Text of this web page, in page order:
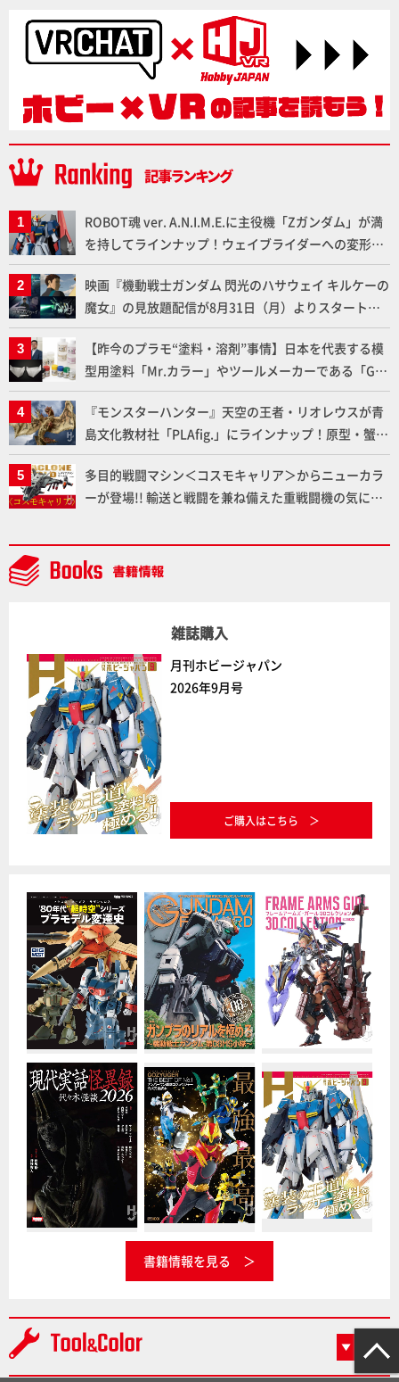
ROBOT魂 ver. A.N.I.M.E.に主役機「Zガンダム」が満
を持してラインナップ！ウェイブライダーへの変形、
劇中どおりのプロポーションを再現【機動戦士Zガン
ダム】
映画『機動戦士ガンダム 閃光のハサウェイ キルケーの
魔女』の見放題配信が8月31日（月）よりスタート！
Prime Videoで国内独占配信
【昨今のプラモ“塗料・溶剤”事情】日本を代表する模
型用塗料「Mr.カラー」やツールメーカーである「GSI
クレオス」が語るラッカー塗料の未来とは？
『モンスターハンター』天空の王者・リオレウスが青
島文化教材社「PLAfig.」にラインナップ！原型・蟹蟲
修造氏の彩色作例で超ハイディテールかつ躍動感に満
ちた造形をチェック
多目的戦闘マシン＜コスモキャリア＞からニューカラ
ーが登場!! 輸送と戦闘を兼ね備えた重戦闘機の気にな
アクロンワールド】
雑誌購入
月刊ホビージャパン
2026年9月号
ご購入はこちら
書籍情報を見る